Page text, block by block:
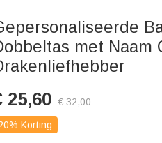
met Naam
25,60 €32,00
Korting